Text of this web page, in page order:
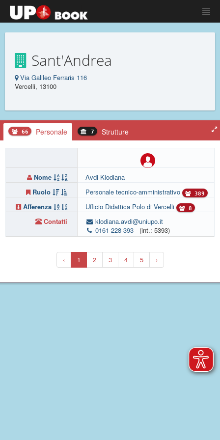
Sant'Andrea
Via Galileo Ferraris 116
Vercelli, 13100
66 Personale 7 Strutture
Nome
Ruolo
Afferenza
Contatti
Avdi Klodiana
Personale tecnico-amministrativo
389
Ufficio Didattica Polo di Vercelli 8
klodiana.avdi@uniupo.it
0161 228 393
(int.: 5393)
‹ 1 2 3 4 5 ›